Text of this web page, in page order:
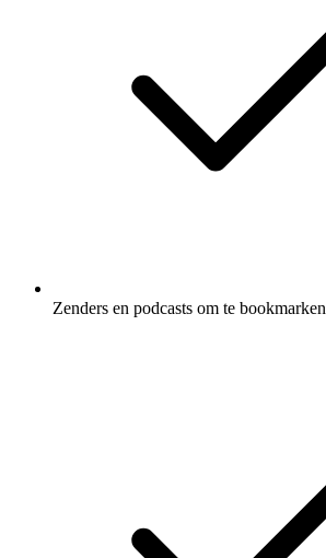
Zenders en podcasts om te bookmarken